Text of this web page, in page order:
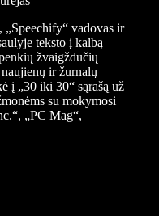
vadovas ir
teksto į kalbą
žvaigždučių
ir žurnalų
į „30 iki 30“ sąrašą už
su mokymosi
„PC Mag“,